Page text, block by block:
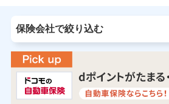
保険会社で絞り込む